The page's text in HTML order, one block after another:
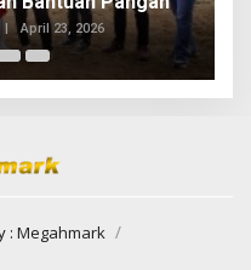
April 23, 2026
: Megahmark